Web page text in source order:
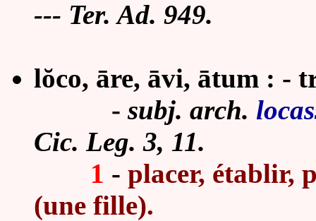
--- Ter. Ad. 949.
lŏco, āre, āvi, ātum : -
-subj. arch.
Cic. Leg. 3, 11.
1 - placer, établir,
(une fille).